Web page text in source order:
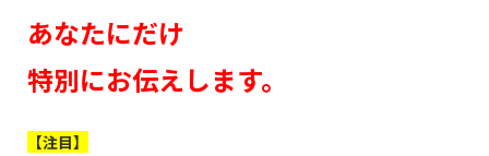
あなたにだけ
特別にお伝えします。
【注目】